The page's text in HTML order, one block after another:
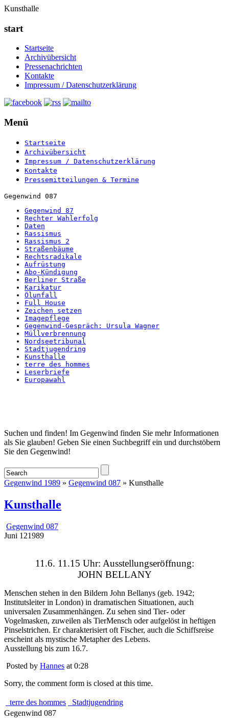
Kunsthalle
start
Startseite
Archivübersicht
Pressenachrichten
Kontakte
Impressum / Datenschutzerklärung
Menü
Startseite
Archivübersicht
Impressum / Datenschutzerklärung
Kontakte
Pressemitteilungen & Termine
Gegenwind 087
Gegenwind 87
Rechter Wahlerfolg
Daten
Rassismus
Rassismus 2
Straßenbäume
Rechtsradikale
Aufrüstung
Abo-Kündigung
Berliner Straße
Karikatur
Ölunfall
Full House
Zeichen setzen
Imagepflege
Gegenwind-Gespräch: Ursula Wagner
Müllverbrennung
Nordseetribunal
Stadtjugendring
Kunsthalle
terre des hommes
Leserbriefe
Europawahl
Startseite
Suchen und finden! Im Gegenwind finden Sie mehr Informationen
als Sie glauben! Geben Sie einen Suchbegriff ein und durchstöbern
Sie den Gegenwind!
Gegenwind 1989 » Gegenwind 087 » Kunsthalle
Kunsthalle
Gegenwind 087
Juni 121989
11.6. 11.15 Uhr: Ausstellungseröffnung:
JOHN BELLANY
Menschen stehen in den Bildern John Bellanys (geb. 1942;
Institutsleiter in London) in dramatischen Situationen, auch
universalen Zusammenhängen. Zu sehen sind Tier- oder
Vogelmasken, zuweilen als TierMensch oder aufgelöst in heftigen
Pinselstrichen. Er charakterisiert oft Fischer, auch die Schiffsreise
erscheint als mystische Metapher des Lebens.
Ausstellung bis zum 16.7.
Posted by Hannes at 0:28
Sorry, the comment form is closed at this time.
terre des hommes
Stadtjugendring
Gegenwind 087